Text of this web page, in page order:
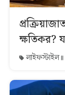
ক্ষতিকর?
লাইফস্টাইল